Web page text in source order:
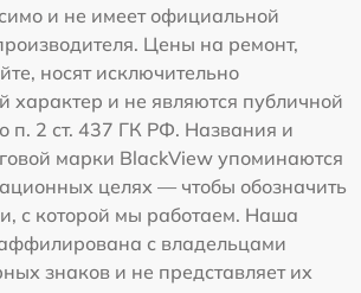
и не имеет официальной
Цены на ремонт,
носят исключительно
характер и не являются публичной
п. 2 ст. 437 ГК РФ. Названия и
марки BlackView упоминаются
целях — чтобы обозначить
с которой мы работаем. Наша
с владельцами
знаков и не представляет их